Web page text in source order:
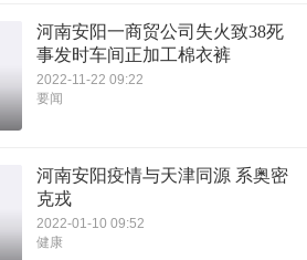
河南安阳一商贸公司失火致38死
事发时车间正加工棉衣裤
2022-11-22 09:22
要闻
河南安阳疫情与天津同源 系奥密
克戎
2022-01-10 09:52
健康